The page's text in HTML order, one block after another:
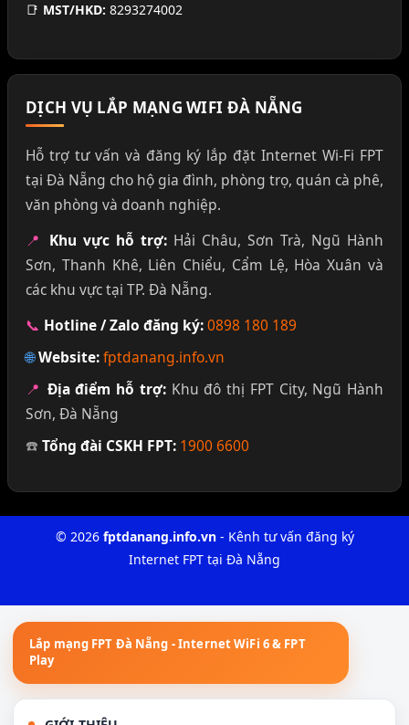
📑 MST/HKD: 8293274002
DỊCH VỤ LẮP MẠNG WIFI ĐÀ NẴNG
Hỗ trợ tư vấn và đăng ký lắp đặt Internet Wi-Fi FPT
tại Đà Nẵng cho hộ gia đình, phòng trọ, quán cà phê,
văn phòng và doanh nghiệp.
📍 Khu vực hỗ trợ: Hải Châu, Sơn Trà, Ngũ Hành
Sơn, Thanh Khê, Liên Chiểu, Cẩm Lệ, Hòa Xuân và
các khu vực tại TP. Đà Nẵng.
📞 Hotline / Zalo đăng ký:0898 180 189
🌐Website:fptdanang.info.vn
📍 Địa điểm hỗ trợ: Khu đô thị FPT City, Ngũ Hành
Sơn, Đà Nẵng
☎️ Tổng đài CSKH FPT: 1900 6600
© 2026 fptdanang.info.vn- Kênh tư vấn đăng ký
Internet FPT tại Đà Nẵng